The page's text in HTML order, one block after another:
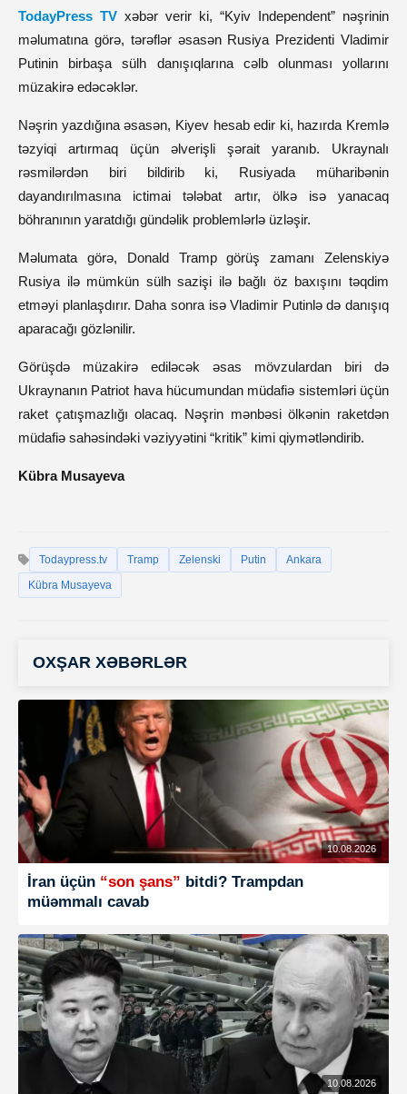
TodayPress TV xəbər verir ki, “Kyiv Independent” nəşrinin
məlumatına görə, tərəflər əsasən Rusiya Prezidenti Vladimir
Putinin birbaşa sülh danışıqlarına cəlb olunması yollarını
müzakirə edəcəklər.
Nəşrin yazdığına əsasən, Kiyev hesab edir ki, hazırda Kremlə
təzyiqi artırmaq üçün əlverişli şərait yaranıb. Ukraynalı
rəsmilərdən biri bildirib ki, Rusiyada müharibənin
dayandırılmasına ictimai tələbat artır, ölkə isə yanacaq
böhranının yaratdığı gündəlik problemlərlə üzləşir.
Məlumata görə, Donald Tramp görüş zamanı Zelenskiyə
Rusiya ilə mümkün sülh sazişi ilə bağlı öz baxışını təqdim
etməyi planlaşdırır. Daha sonra isə Vladimir Putinlə də danışıq
aparacağı gözlənilir.
Görüşdə müzakirə ediləcək əsas mövzulardan biri də
Ukraynanın Patriot hava hücumundan müdafiə sistemləri üçün
raket çatışmazlığı olacaq. Nəşrin mənbəsi ölkənin raketdən
müdafiə sahəsindəki vəziyyətini “kritik” kimi qiymətləndirib.
Kübra Musayeva
Todaypress.tv Tramp Zelenski Putin
Ankara
Kübra Musayeva
OXŞAR XƏBƏRLƏR
10.08.2026
İran üçün “son şans” bitdi? Trampdan
müəmmalı cavab
10.08.2026